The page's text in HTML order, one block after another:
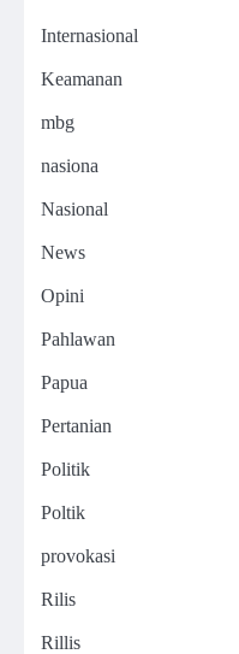
Internasional
Keamanan
mbg
nasiona
Nasional
News
Opini
Pahlawan
Papua
Pertanian
Politik
Poltik
provokasi
Rilis
Rillis